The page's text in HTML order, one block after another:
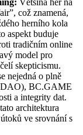
Většina her na
což znamená,
herního kola
aspekt buduje
tradičním online
model pro
skepticismu.
nejedná o plně
BC.GAME
a integrity dat.
architektura
ve srovnání s